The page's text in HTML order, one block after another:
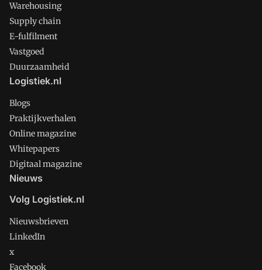
Warehousing
Supply chain
E-fulfilment
Vastgoed
Duurzaamheid
Logistiek.nl
Blogs
Praktijkverhalen
Online magazine
Whitepapers
Digitaal magazine
Nieuws
Volg Logistiek.nl
Nieuwsbrieven
LinkedIn
x
Facebook